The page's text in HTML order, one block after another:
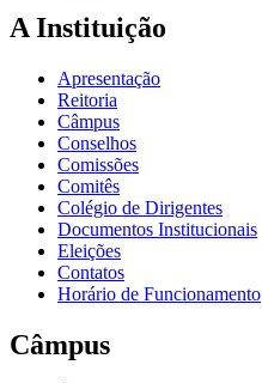
A Instituição
Apresentação
Reitoria
Câmpus
Conselhos
Comissões
Comitês
Colégio de Dirigentes
Documentos Institucionais
Eleições
Contatos
Horário de Funcionamento
Câmpus